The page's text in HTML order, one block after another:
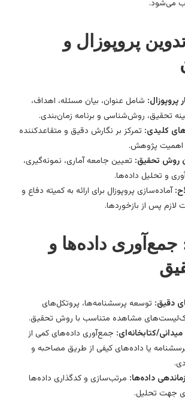
پروپوزال و
شامل عنوان، بیان مسئله، اهداف،
روش‌شناسی و برنامه زمان‌بندی.
تمرکز بر نگارش دقیق و متقاعدکننده
پژوهش.
تحقیق:تعیین جامعه آماری، نمونه‌گیری،
تحلیل داده‌ها.
پروپوزال برای ارائه به کمیته دفاع و
پس از بازخوردها.
داده‌ها و
توسعه پرسشنامه‌ها، پروتکل‌های
مشاهده متناسب با روش تحقیق.
کتابخانه‌ای:جمع‌آوری داده‌های کمی از
یا داده‌های کیفی از طریق مصاحبه و
داده‌ها:مرتب‌سازی و کدگذاری داده‌ها
تحلیل.